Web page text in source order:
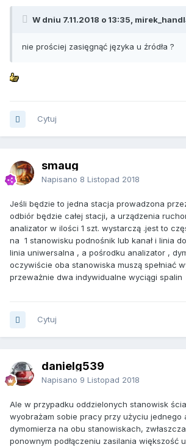
W dniu 7.11.2018 o 13:35,
nie prościej zasięgnąć języka u źródła ?
Cytuj
smaug
Napisano 8 Listopad 2018
Jeśli będzie to jedna stacja prowadzona
odbiór będzie całej stacji, a urządzenia
analizator w ilości 1 szt. wystarczą .jest to
na 1 stanowisku podnośnik lub kanał i linia
linia uniwersalna , a pośrodku analizator ,
oczywiście oba stanowiska muszą spełniać
przeważnie dwa indywidualne wyciągi spalin
Cytuj
danielg539
Napisano 9 Listopad 2018
Ale w przypadku oddzielonych stanowisk
wyobrażam sobie pracy przy użyciu jednego
dymomierza na obu stanowiskach,
ponownym podłączeniu zasilania większość